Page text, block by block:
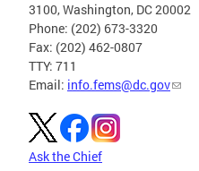
3100, Washington, DC 20002
Phone: (202) 673-3320
Fax: (202) 462-0807
TTY: 711
Email: info.fems@dc.gov
Ask the Chief